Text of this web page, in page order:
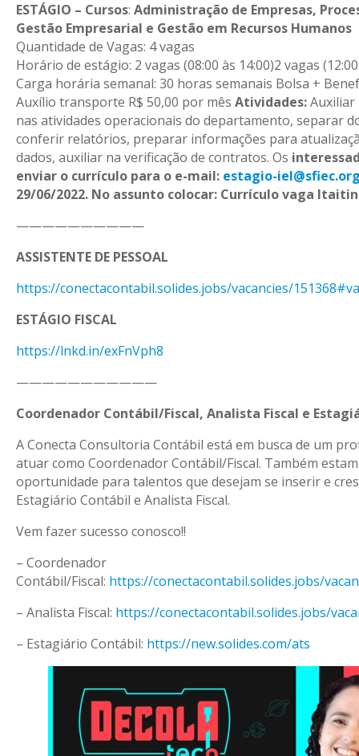
ESTÁGIO – Cursos: Administração de Empresas,
Gestão Empresarial e Gestão em Recursos Humanos
Quantidade de Vagas: 4 vagas
Horário de estágio: 2 vagas (08:00 às 14:00)2 vagas
Carga horária semanal: 30 horas semanais Bolsa +
Auxílio transporte R$ 50,00 por mês Atividades:Auxiliar
nas atividades operacionais do departamento, separar
conferir relatórios, preparar informações para
dados, auxiliar na verificação de contratos. Os
enviar o currículo para o e-mail: estagio-
29/06/2022. No assunto colocar: Currículo vaga
——————————
ASSISTENTE DE PESSOAL
https://conectacontabil.solides.jobs/vacancies/
ESTÁGIO FISCAL
https://lnkd.in/exFnVph8
———————————
Coordenador Contábil/Fiscal, Analista Fiscal e
A Conecta Consultoria Contábil está em busca de um
atuar como Coordenador Contábil/Fiscal. Também
oportunidade para talentos que desejam se inserir e
Estagiário Contábil e Analista Fiscal.
Vem fazer sucesso conosco!!
– Coordenador
Contábil/Fiscal: https://conectacontabil.solides.jobs/
– Analista Fiscal: https://conectacontabil.solides.jobs/
– Estagiário Contábil: https://new.solides.com/ats